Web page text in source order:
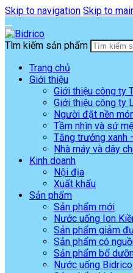
Skip to navigation Skip to
Tìm kiếm sản phẩm
Trang chủ
Giới thiệu
Giới thiệu công ty
Giới thiệu công ty
Người đặt nền
Tầm nhìn và sứ
Tăng trưởng xanh
Nhà máy và dây
Kinh doanh
Nội địa
Xuất khẩu
Sản phẩm
Sản phẩm mới
Nước uống Ion
Sản phẩm giảm
Sản phẩm có
Sản phẩm bổ
Nước uống Bidrico